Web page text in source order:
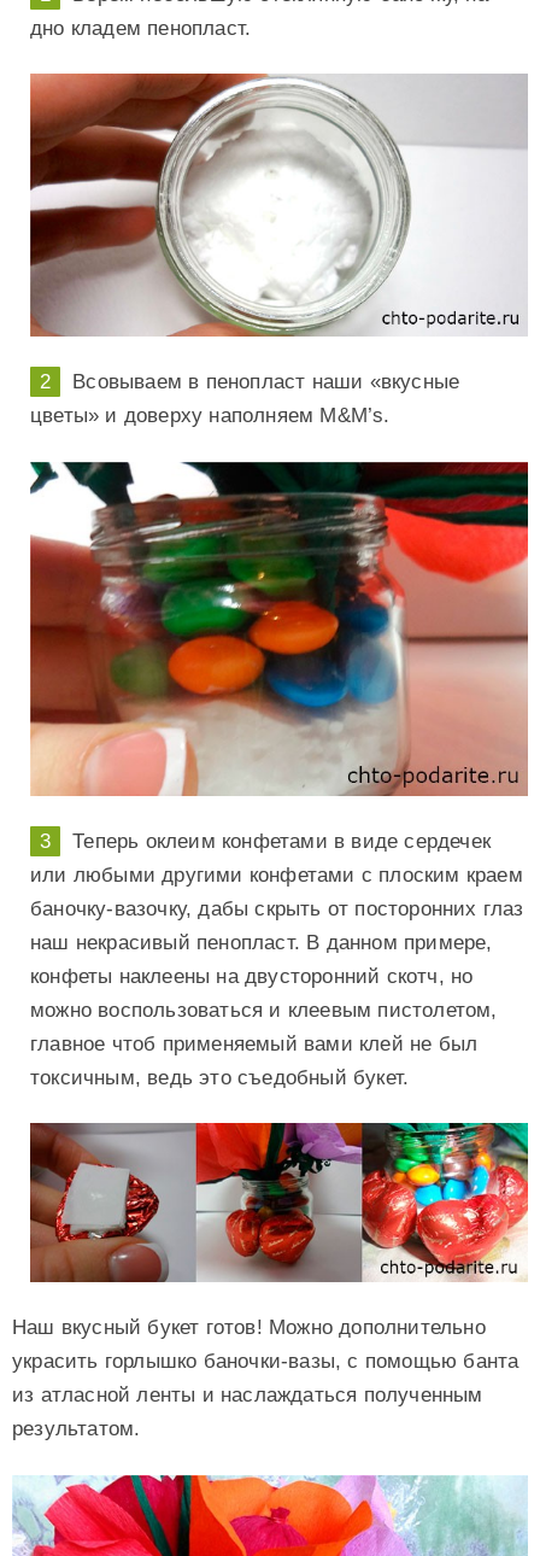
дно кладем пенопласт.
Всовываем в пенопласт наши «вкусные
цветы» и доверху наполняем M&M’s.
Теперь оклеим конфетами в виде сердечек
или любыми другими конфетами с плоским краем
баночку-вазочку, дабы скрыть от посторонних глаз
наш некрасивый пенопласт. В данном примере,
конфеты наклеены на двусторонний скотч, но
можно воспользоваться и клеевым пистолетом,
главное чтоб применяемый вами клей не был
токсичным, ведь это съедобный букет.
Наш вкусный букет готов! Можно дополнительно
украсить горлышко баночки-вазы, с помощью банта
из атласной ленты и наслаждаться полученным
результатом.